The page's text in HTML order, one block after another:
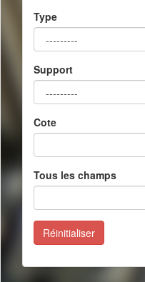
Type
Support
Cote
Tous les champs
Réinitialiser